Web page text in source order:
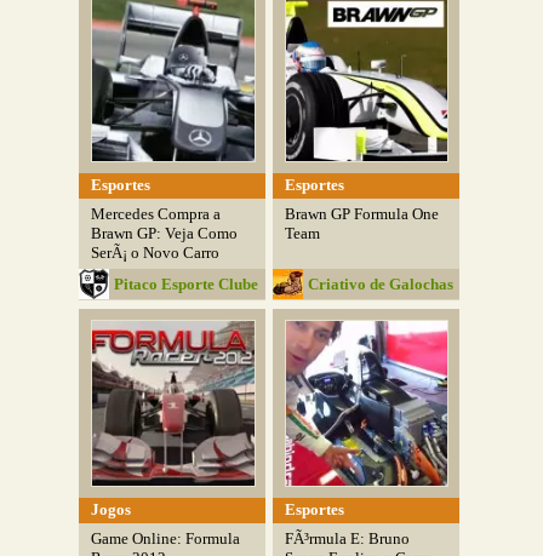
Esportes
Mercedes Compra a
Brawn GP: Veja Como
SerÃ¡ o Novo Carro
Pitaco Esporte Clube
Esportes
Brawn GP Formula One
Team
Criativo de Galochas
Jogos
Game Online: Formula
Esportes
FÃ³rmula E: Bruno